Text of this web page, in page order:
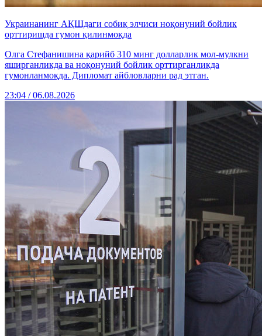
Украинанинг АҚШдаги собиқ элчиси ноқонуний бойлик
орттиришда гумон қилинмоқда
Олга Стефанишина қарийб 310 минг долларлик мол-мулкни
яширганликда ва ноқонуний бойлик орттирганликда
гумонланмоқда. Дипломат айбловларни рад этган.
23:04 / 06.08.2026